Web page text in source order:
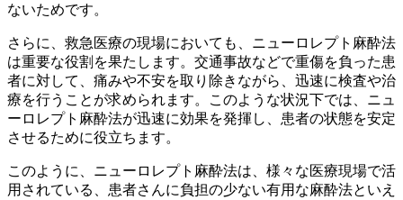
ないためです。
さらに、 救急医療の現場においても、ニューロレプト麻酔法
は重要な役割を果たします。 交通事故などで重傷を負った患
者に対して、痛みや不安を取り除きながら、迅速に検査や治
療を行うことが求められます。このような状況下では、ニュ
ーロレプト麻酔法が迅速に効果を発揮し、患者の状態を安定
させるために役立ちます。
このように、ニューロレプト麻酔法は、様々な医療現場で活
用されている、患者さんに負担の少ない有用な麻酔法といえ